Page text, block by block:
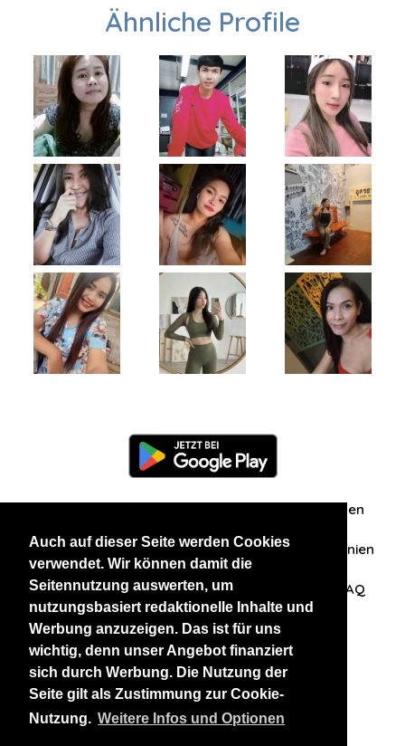
Auch auf dieser Seite werden Cookies
verwendet. Wir können damit die
Seitennutzung auswerten, um
nutzungsbasiert redaktionelle Inhalte und
Werbung anzuzeigen. Das ist für uns
wichtig, denn unser Angebot finanziert
sich durch Werbung. Die Nutzung der
Seite gilt als Zustimmung zur Cookie-
Nutzung. Weitere Infos und Optionen
Ähnliche Profile
Zuschriften/Erfahrungen
Datenschutzerklärung AGB Datenschutzrichtlinien
Nehmen Sie Kontakt mit uns auf FAQ
Unsere anderen Websites
BlackAndBeauties RussianKisses